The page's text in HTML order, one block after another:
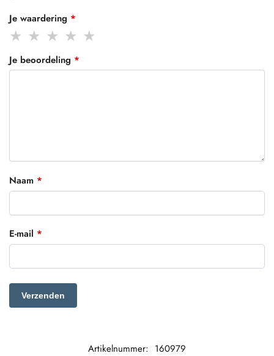
Je waardering *
Je beoordeling *
Naam *
E-mail *
Artikelnummer: 160979